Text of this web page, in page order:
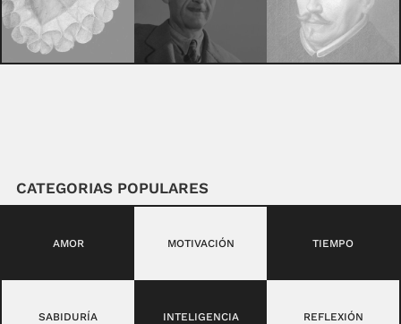
CATEGORIAS POPULARES
AMOR MOTIVACIÓN TIEMPO
SABIDURÍA INTELIGENCIA REFLEXIÓN